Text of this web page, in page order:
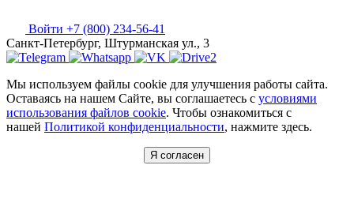
Войти +7 (800) 234-56-41
Санкт-Петербург, Штурманская ул., 3
Мы используем файлы cookie для улучшения работы сайта.
Оставаясь на нашем Сайте, вы соглашаетесь с условиями
использования файлов cookie. Чтобы ознакомиться с
нашей Политикой конфиденциальности, нажмите здесь.
Я согласен